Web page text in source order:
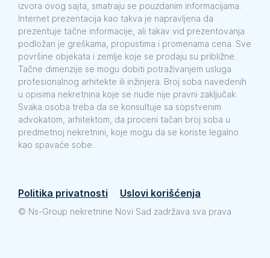
izvora ovog sajta, smatraju se pouzdanim informacijama.
Internet prezentacija kao takva je napravljena da
prezentuje tačne informacije, ali takav vid prezentovanja
podložan je greškama, propustima i promenama cena. Sve
površine objekata i zemlje koje se prodaju su približne.
Tačne dimenzije se mogu dobiti potraživanjem usluga
profesionalnog arhitekte ili inžinjera. Broj soba navedenih
u opisima nekretnina koje se nude nije pravni zaključak.
Svaka osoba treba da se konsultuje sa sopstvenim
advokatom, arhitektom, da proceni tačan broj soba u
predmetnoj nekretnini, koje mogu da se koriste legalno
kao spavaće sobe.
Politika privatnosti Uslovi korišćenja
© Ns-Group nekretnine Novi Sad zadržava sva prava